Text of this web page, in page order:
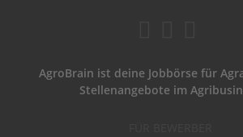
AgroBrain ist deine Jobbörse für
Stellenangebote im